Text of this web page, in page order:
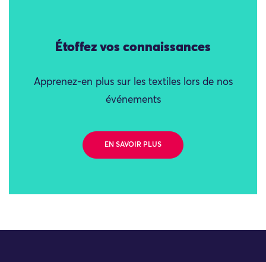
Étoffez vos connaissances
Apprenez-en plus sur les textiles lors de nos
événements
EN SAVOIR PLUS